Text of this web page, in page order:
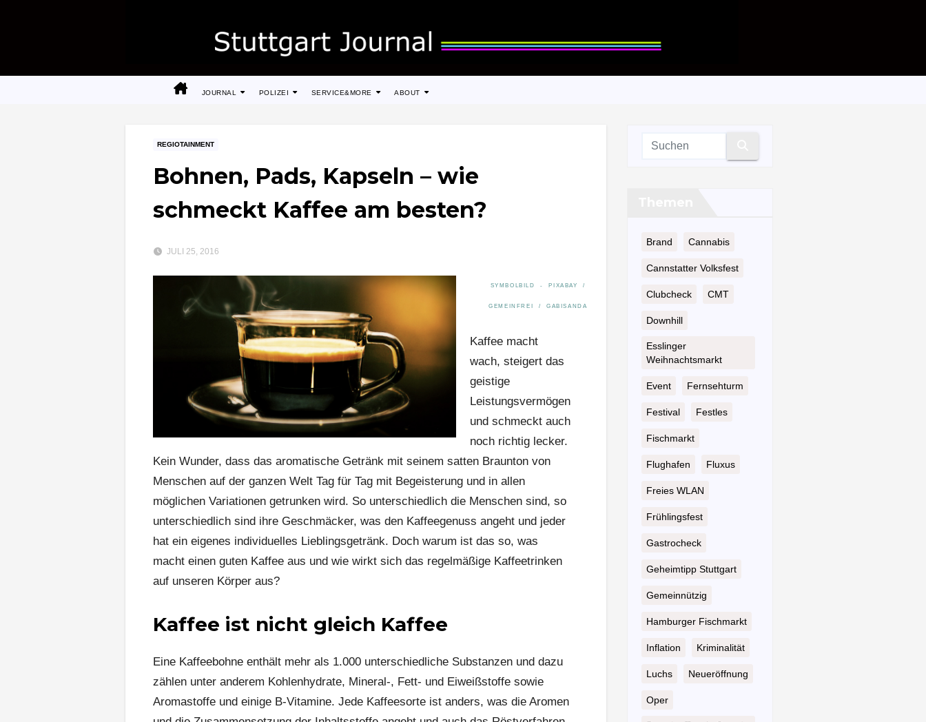
JOURNAL POLIZEI SERVICE&MORE ABOUT
REGIOTAINMENT
Bohnen, Pads, Kapseln – wie
schmeckt Kaffee am besten?
JULI 25, 2016
SYMBOLBILD - PIXABAY /
GEMEINFREI / GABISANDA
Kaffee macht
wach, steigert das
geistige
Leistungsvermögen
und schmeckt auch
noch richtig lecker.
Kein Wunder, dass das aromatische Getränk mit seinem satten Braunton von
Menschen auf der ganzen Welt Tag für Tag mit Begeisterung und in allen
möglichen Variationen getrunken wird. So unterschiedlich die Menschen sind, so
unterschiedlich sind ihre Geschmäcker, was den Kaffeegenuss angeht und jeder
hat ein eigenes individuelles Lieblingsgetränk. Doch warum ist das so, was
macht einen guten Kaffee aus und wie wirkt sich das regelmäßige Kaffeetrinken
auf unseren Körper aus?
Kaffee ist nicht gleich Kaffee
Eine Kaffeebohne enthält mehr als 1.000 unterschiedliche Substanzen und dazu
zählen unter anderem Kohlenhydrate, Mineral-, Fett- und Eiweißstoffe sowie
Aromastoffe und einige B-Vitamine. Jede Kaffeesorte ist anders, was die Aromen
Brand Cannabis
Cannstatter Volksfest
Clubcheck CMT
Downhill
Esslinger
Weihnachtsmarkt
Event Fernsehturm
Festival Festles
Fischmarkt
Flughafen Fluxus
Freies WLAN
Frühlingsfest
Gastrocheck
Geheimtipp Stuttgart
Gemeinnützig
Hamburger Fischmarkt
Inflation Kriminalität
Luchs Neueröffnung
Oper